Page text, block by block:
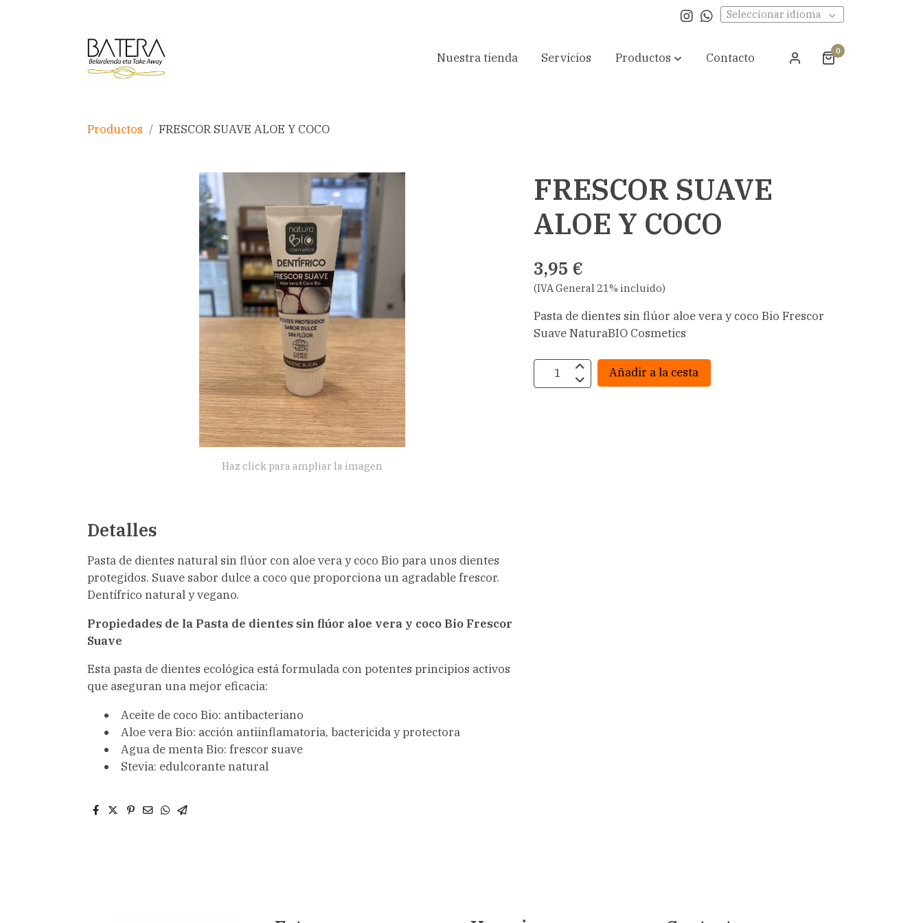
Seleccionar idioma
Nuestra tienda Servicios Productos Contacto 0
Productos FRESCOR SUAVE ALOE Y COCO
Haz click para ampliar la imagen
Detalles
Pasta de dientes natural sin flúor con aloe vera y coco Bio para unos dientes
protegidos. Suave sabor dulce a coco que proporciona un agradable frescor.
Dentífrico natural y vegano.
Propiedades de la Pasta de dientes sin flúor aloe vera y coco Bio Frescor
Suave
Esta pasta de dientes ecológica está formulada con potentes principios activos
que aseguran una mejor eficacia:
Aceite de coco Bio: antibacteriano
Aloe vera Bio: acción antiinflamatoria, bactericida y protectora
Agua de menta Bio: frescor suave
Stevia: edulcorante natural
FRESCOR SUAVE
ALOE Y COCO
3,95 €
(IVA General 21% incluido)
Pasta de dientes sin flúor aloe vera y coco Bio Frescor
Suave NaturaBIO Cosmetics
Añadir a la cesta